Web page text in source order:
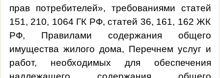
прав потребителей», требованиями статей
151, 210, 1064 ГК РФ, статей 36, 161, 162 ЖК
РФ, Правилами содержания общего
имущества жилого дома, Перечнем услуг и
работ, необходимых для обеспечения